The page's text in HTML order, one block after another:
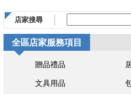
店家搜尋
全區店家服務項目
贈品禮品
文具用品